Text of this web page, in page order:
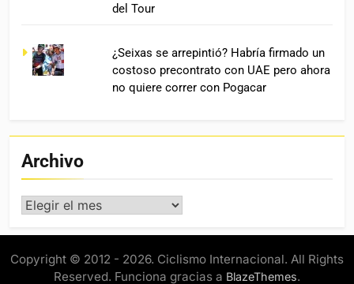
del Tour
¿Seixas se arrepintió? Habría firmado un
costoso precontrato con UAE pero ahora
no quiere correr con Pogacar
Archivo
Archivo
Copyright © 2012 - 2026. Ciclismo Internacional. All Rights
Reserved. Funciona gracias a BlazeThemes.